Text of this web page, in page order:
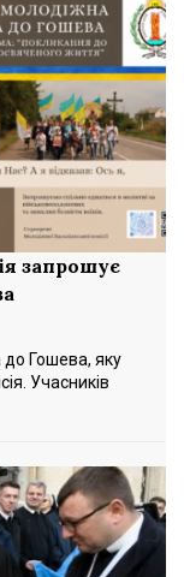
запрошує
до Гошева, яку
Учасників